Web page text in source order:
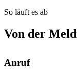
So läuft es ab
Von der
Anruf